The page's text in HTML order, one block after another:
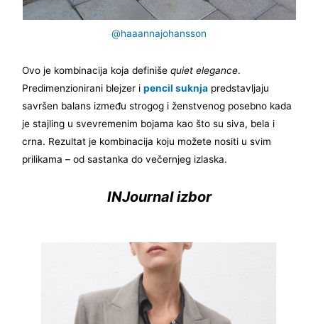
@haaannajohansson
Ovo je kombinacija koja definišequiet elegance.
Predimenzionirani blejzer ipencil suknja predstavljaju
savršen balans između strogog i ženstvenog posebno kada
je stajling u svevremenim bojama kao što su siva, bela i
crna. Rezultat je kombinacija koju možete nositi u svim
prilikama – od sastanka do večernjeg izlaska.
INJournal izbor